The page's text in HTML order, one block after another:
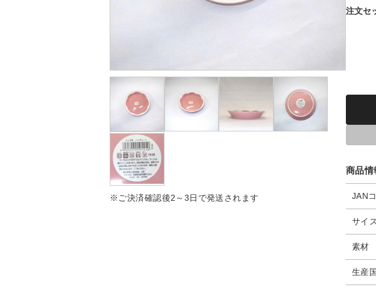
※ご決済確認後2～3日で発送されます
注文セ
商品情
JAN
サイ
素材
生産国